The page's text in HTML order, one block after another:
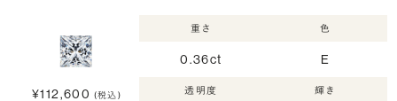
¥112,600 (税込)
重さ
0.36ct
色
E
透明度 輝き